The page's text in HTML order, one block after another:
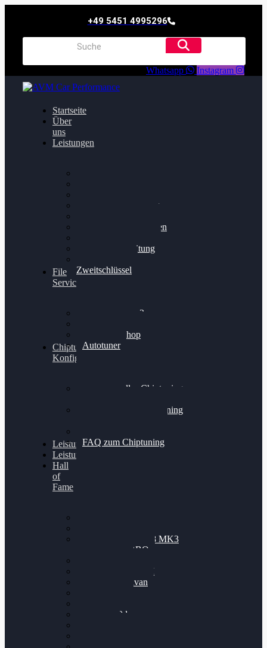
+49 5451 4995296
Whatsapp Instagram
Startseite
Über
uns
Leistungen
Getriebeoptimierung
Bremsscheiben planen
Felgenaufbereitung
Zweitschlüssel
File
Service
Alientech Kess3
Alientech Shop
Autotuner
Chiptuning
Konfigurator
Professionelles Chiptuning
Professionelles Chiptuning
FAQ zum Chiptuning
Leistungsmessung
Leistungsprüfstand
Hall
of
Fame
Nissan GT-R35 3.8 MK3
V6 TWINTURBO
VW Passat 2.0TDI
VW T6 Multivan
BMW 120d